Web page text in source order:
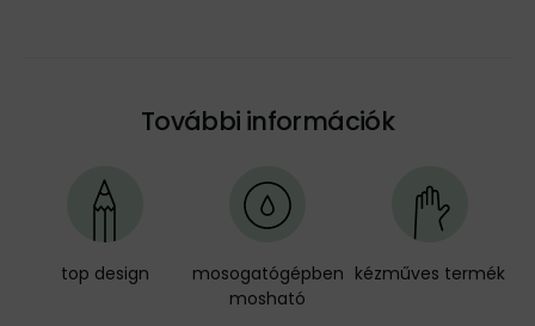
További információk
top design
mosogatógépben
mosható
kézműves termék